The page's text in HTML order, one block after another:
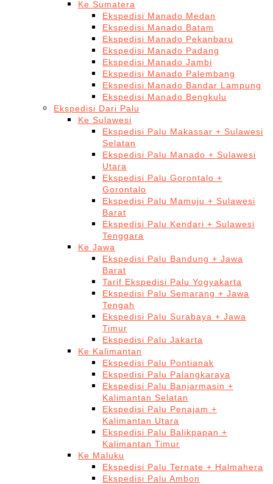
Ke Sumatera
Ekspedisi Manado Medan
Ekspedisi Manado Batam
Ekspedisi Manado Pekanbaru
Ekspedisi Manado Padang
Ekspedisi Manado Jambi
Ekspedisi Manado Palembang
Ekspedisi Manado Bandar Lampung
Ekspedisi Manado Bengkulu
Ekspedisi Dari Palu
Ke Sulawesi
Ekspedisi Palu Makassar + Sulawesi
Selatan
Ekspedisi Palu Manado + Sulawesi
Utara
Ekspedisi Palu Gorontalo +
Gorontalo
Ekspedisi Palu Mamuju + Sulawesi
Barat
Ekspedisi Palu Kendari + Sulawesi
Tenggara
Ke Jawa
Ekspedisi Palu Bandung + Jawa
Barat
Tarif Ekspedisi Palu Yogyakarta
Ekspedisi Palu Semarang + Jawa
Tengah
Ekspedisi Palu Surabaya + Jawa
Timur
Ekspedisi Palu Jakarta
Ke Kalimantan
Ekspedisi Palu Pontianak
Ekspedisi Palu Palangkaraya
Ekspedisi Palu Banjarmasin +
Kalimantan Selatan
Ekspedisi Palu Penajam +
Kalimantan Utara
Ekspedisi Palu Balikpapan +
Kalimantan Timur
Ke Maluku
Ekspedisi Palu Ternate + Halmahera
Ekspedisi Palu Ambon